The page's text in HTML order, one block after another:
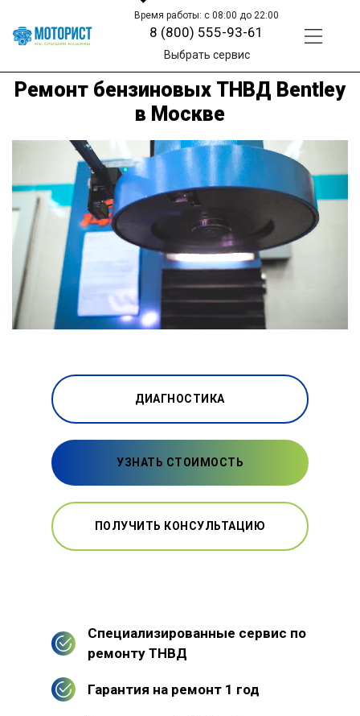
Время работы: с 08:00 до 22:00
8 (800) 555-93-61
Выбрать сервис
Ремонт бензиновых ТНВД Bentley
в Москве
ДИАГНОСТИКА
УЗНАТЬ СТОИМОСТЬ
ПОЛУЧИТЬ КОНСУЛЬТАЦИЮ
Специализированные сервис по
ремонту ТНВД
Гарантия на ремонт 1 год